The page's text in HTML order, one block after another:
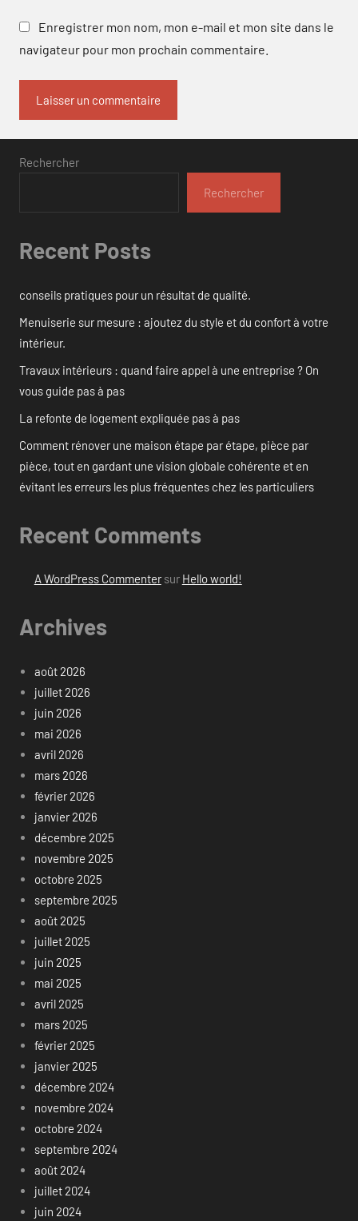
Enregistrer mon nom, mon e-mail et mon site dans le
navigateur pour mon prochain commentaire.
Rechercher
Rechercher
Recent Posts
conseils pratiques pour un résultat de qualité.
Menuiserie sur mesure : ajoutez du style et du confort à votre
intérieur.
Travaux intérieurs : quand faire appel à une entreprise ? On
vous guide pas à pas
La refonte de logement expliquée pas à pas
Comment rénover une maison étape par étape, pièce par
pièce, tout en gardant une vision globale cohérente et en
évitant les erreurs les plus fréquentes chez les particuliers
Recent Comments
A WordPress Commentersur Hello world!
Archives
août 2026
juillet 2026
juin 2026
mai 2026
avril 2026
mars 2026
février 2026
janvier 2026
décembre 2025
novembre 2025
octobre 2025
septembre 2025
août 2025
juillet 2025
juin 2025
mai 2025
avril 2025
mars 2025
février 2025
janvier 2025
décembre 2024
novembre 2024
octobre 2024
septembre 2024
août 2024
juillet 2024
juin 2024